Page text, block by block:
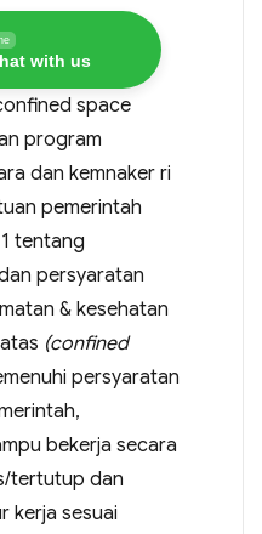
with us
space
program
dan kemnaker ri
pemerintah
tentang
persyaratan
& kesehatan
(confined
persyaratan
bekerja secara
tertutup dan
kerja sesuai